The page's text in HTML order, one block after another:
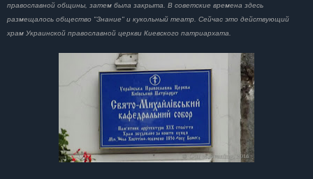
православной общины, затем была закрыта. В советские времена здесь
размещалось общество "Знание" и кукольный театр. Сейчас это действующий
храм Украинской православной церкви Киевского патриархата.